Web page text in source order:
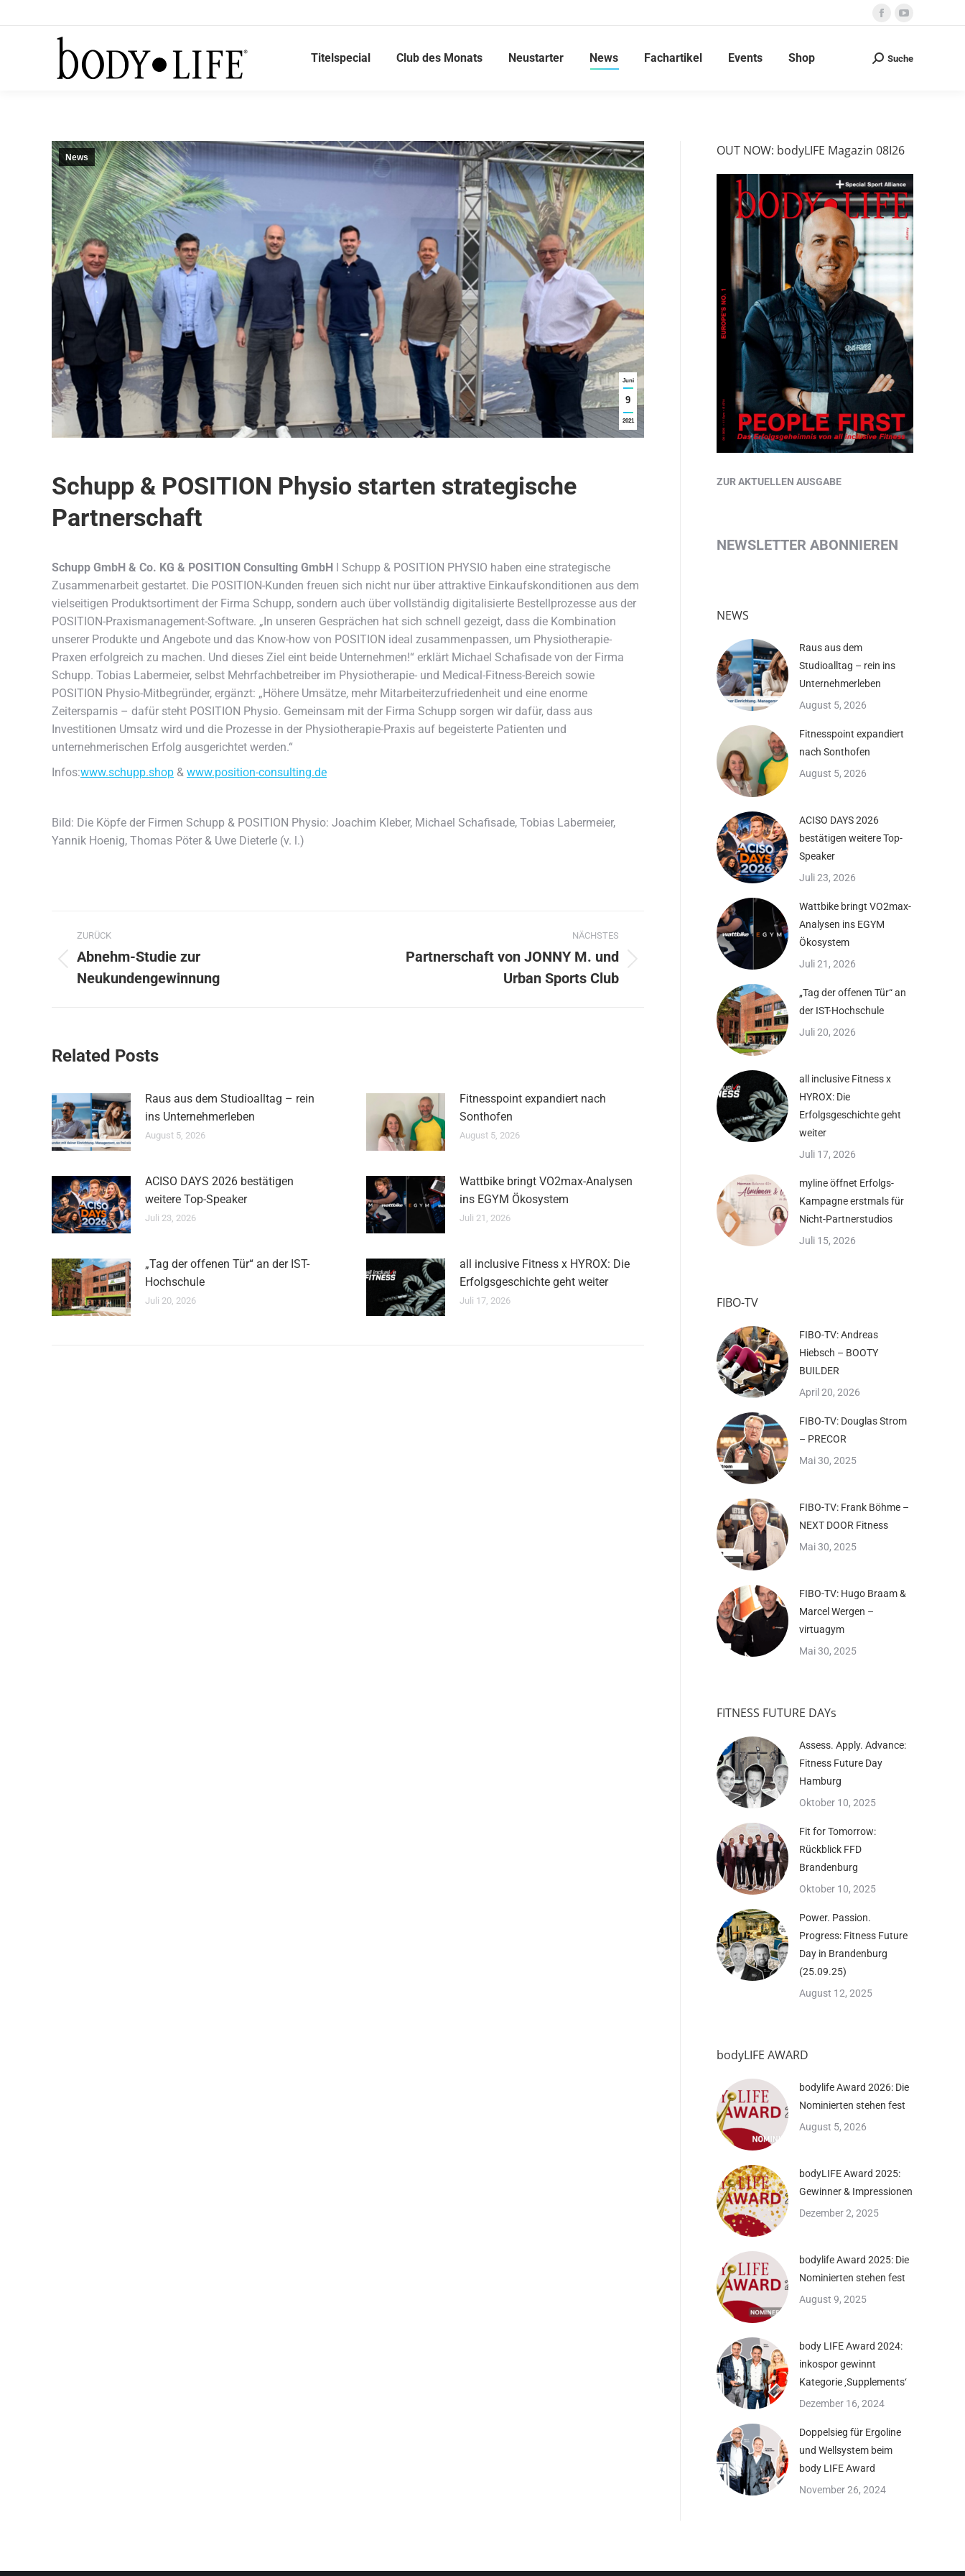
Facebook
opens
YouTube
opens
Titelspecial Club des Monats Neustarter News Fachartikel Events Shop Search:
Suche
Juni
9
2021
News
Schupp & POSITION Physio starten strategische
Partnerschaft
Schupp GmbH & Co. KG & POSITION Consulting GmbH ǀ Schupp & POSITION PHYSIO haben eine strategische
Zusammenarbeit gestartet. Die POSITION-Kunden freuen sich nicht nur über attraktive Einkaufskonditionen aus dem
vielseitigen Produktsortiment der Firma Schupp, sondern auch über vollständig digitalisierte Bestellprozesse aus der
POSITION-Praxismanagement-Software. „In unseren Gesprächen hat sich schnell gezeigt, dass die Kombination
unserer Produkte und Angebote und das Know-how von POSITION ideal zusammenpassen, um Physiotherapie-
Praxen erfolgreich zu machen. Und dieses Ziel eint beide Unternehmen!“ erklärt Michael Schafisade von der Firma
Schupp. Tobias Labermeier, selbst Mehrfachbetreiber im Physiotherapie- und Medical-Fitness-Bereich sowie
POSITION Physio-Mitbegründer, ergänzt: „Höhere Umsätze, mehr Mitarbeiterzufriedenheit und eine enorme
Zeitersparnis – dafür steht POSITION Physio. Gemeinsam mit der Firma Schupp sorgen wir dafür, dass aus
Investitionen Umsatz wird und die Prozesse in der Physiotherapie-Praxis auf begeisterte Patienten und
unternehmerischen Erfolg ausgerichtet werden.“
Infos:www.schupp.shop & www.position-consulting.de
Bild: Die Köpfe der Firmen Schupp & POSITION Physio: Joachim Kleber, Michael Schafisade, Tobias Labermeier,
Yannik Hoenig, Thomas Pöter & Uwe Dieterle (v. l.)
Kommentarnavigation
ZURÜCK
Beitrag:
Abnehm-Studie zur
Neukundengewinnung
NÄCHSTES
Partnerschaft von JONNY M. und
Urban Sports Club
Related Posts
Raus aus dem Studioalltag – rein
ins Unternehmerleben
August 5, 2026
Fitnesspoint expandiert nach
Sonthofen
August 5, 2026
ACISO DAYS 2026 bestätigen
weitere Top-Speaker
Juli 23, 2026
Wattbike bringt VO2max-Analysen
ins EGYM Ökosystem
Juli 21, 2026
„Tag der offenen Tür“ an der IST-
Hochschule
Juli 20, 2026
all inclusive Fitness x HYROX: Die
Erfolgsgeschichte geht weiter
Juli 17, 2026
OUT NOW: bodyLIFE Magazin 08I26
ZUR AKTUELLEN AUSGABE
NEWSLETTER ABONNIEREN
NEWS
Raus aus dem
Studioalltag – rein ins
Unternehmerleben
August 5, 2026
Fitnesspoint expandiert
nach Sonthofen
August 5, 2026
ACISO DAYS 2026
bestätigen weitere Top-
Speaker
Juli 23, 2026
Wattbike bringt VO2max-
Analysen ins EGYM
Ökosystem
Juli 21, 2026
„Tag der offenen Tür“ an
der IST-Hochschule
Juli 20, 2026
all inclusive Fitness x
HYROX: Die
Erfolgsgeschichte geht
weiter
Juli 17, 2026
myline öffnet Erfolgs-
Kampagne erstmals für
Nicht-Partnerstudios
Juli 15, 2026
FIBO-TV
FIBO-TV: Andreas
Hiebsch – BOOTY
BUILDER
April 20, 2026
FIBO-TV: Douglas Strom
– PRECOR
Mai 30, 2025
FIBO-TV: Frank Böhme –
NEXT DOOR Fitness
Mai 30, 2025
FIBO-TV: Hugo Braam &
Marcel Wergen –
virtuagym
Mai 30, 2025
FITNESS FUTURE DAYs
Assess. Apply. Advance:
Fitness Future Day
Hamburg
Oktober 10, 2025
Fit for Tomorrow:
Rückblick FFD
Brandenburg
Oktober 10, 2025
Power. Passion.
Progress: Fitness Future
Day in Brandenburg
(25.09.25)
August 12, 2025
bodyLIFE AWARD
bodylife Award 2026: Die
Nominierten stehen fest
August 5, 2026
bodyLIFE Award 2025:
Gewinner & Impressionen
Dezember 2, 2025
bodylife Award 2025: Die
Nominierten stehen fest
August 9, 2025
body LIFE Award 2024:
inkospor gewinnt
Kategorie ‚Supplements‘
Dezember 16, 2024
Doppelsieg für Ergoline
und Wellsystem beim
body LIFE Award
November 26, 2024